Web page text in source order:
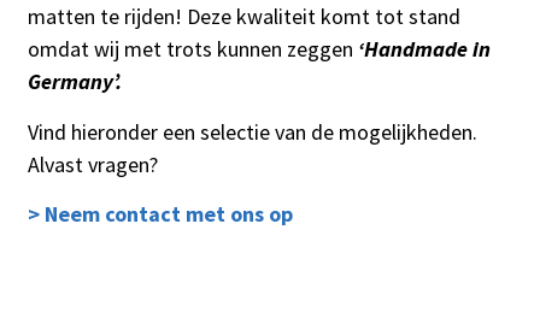
matten te rijden! Deze kwaliteit komt tot stand
omdat wij met trots kunnen zeggen ‘Handmade in
Germany’.
Vind hieronder een selectie van de mogelijkheden.
Alvast vragen?
> Neem contact met ons op